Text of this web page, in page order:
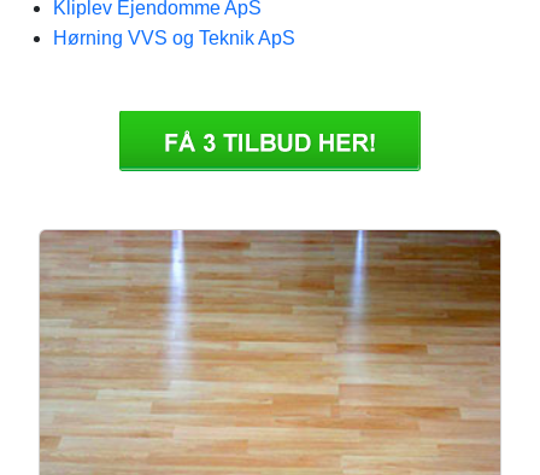
Kliplev Ejendomme ApS
Hørning VVS og Teknik ApS